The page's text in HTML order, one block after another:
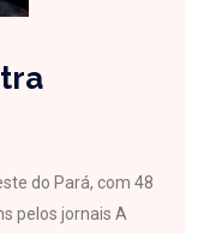
do Pará, com 48
pelos jornais A